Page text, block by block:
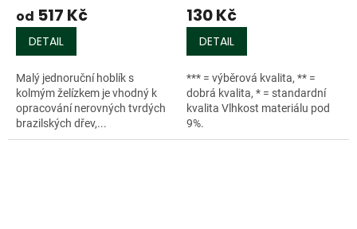
od 517 Kč
DETAIL
Malý jednoruční hoblík s
kolmým želízkem je vhodný k
opracování nerovných tvrdých
brazilských dřev,...
130 Kč
DETAIL
*** = výběrová kvalita, ** =
dobrá kvalita, * = standardní
kvalita Vlhkost materiálu pod
9%.